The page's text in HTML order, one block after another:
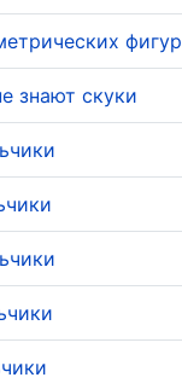
фигур
знают скуки